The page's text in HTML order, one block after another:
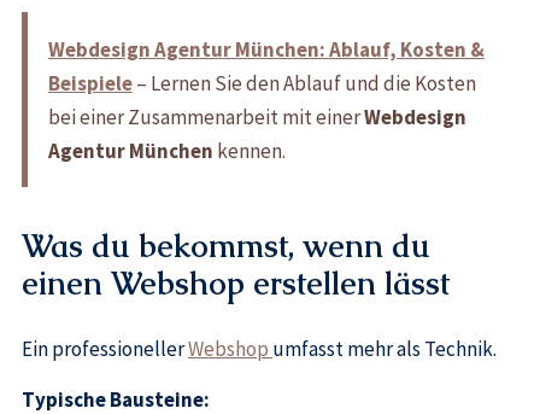
Webdesign Agentur München: Ablauf, Kosten &
Beispiele– Lernen Sie den Ablauf und die Kosten
bei einer Zusammenarbeit mit einerWebdesign
Agentur München kennen.
Was du bekommst, wenn du
einen Webshop erstellen lässt
Ein professionellerWebshop umfasst mehr als Technik.
Typische Bausteine: